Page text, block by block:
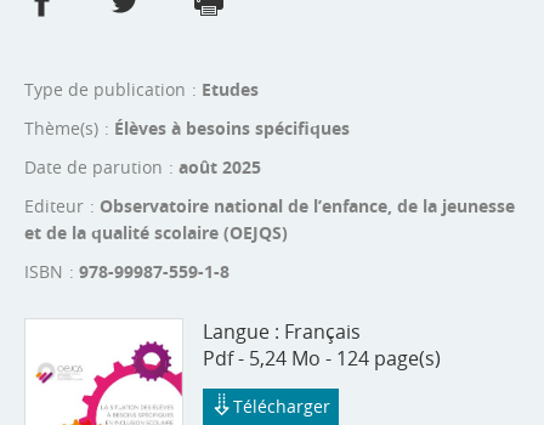
Type de publication
Etudes
Thème(s)
Élèves à besoins spécifiques
Date de parution
août 2025
Editeur
Observatoire national de l’enfance, de la jeunesse
et de la qualité scolaire (OEJQS)
ISBN
978-99987-559-1-8
Langue : Français
Pdf - 5,24 Mo - 124 page(s)
Télécharger